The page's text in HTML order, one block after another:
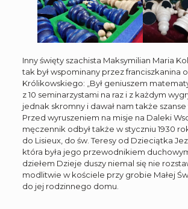
Inny święty szachista Maksymilian Maria
tak był wspominany przez franciszkanina
Królikowskiego: „Był geniuszem
z 10 seminarzystami na raz i z każdym
jednak skromny i dawał nam także szanse
Przed wyruszeniem na misje na Daleki
męczennik odbył także w styczniu 1930
do Lisieux, do św. Teresy od Dzieciątka
która była jego przewodnikiem
dziełem Dzieje duszy niemal się nie
modlitwie w kościele przy grobie Małej
do jej rodzinnego domu.